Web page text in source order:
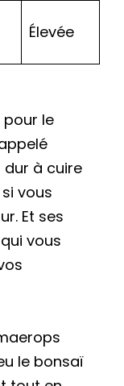
Élevée
pour le
dur à cuire
vous
Et ses
vous
le bonsaï